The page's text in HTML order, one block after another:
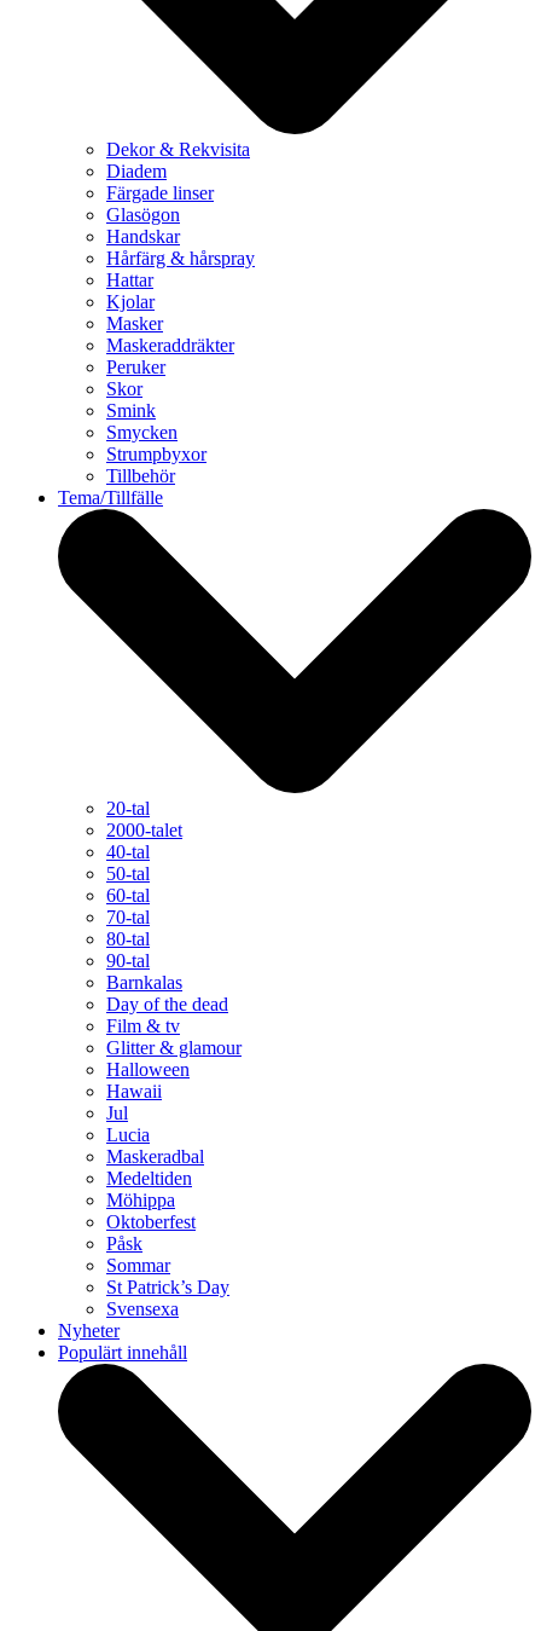
Dekor & Rekvisita
Diadem
Färgade linser
Glasögon
Handskar
Hårfärg & hårspray
Hattar
Kjolar
Masker
Maskeraddräkter
Peruker
Skor
Smink
Smycken
Strumpbyxor
Tillbehör
Tema/Tillfälle
20-tal
2000-talet
40-tal
50-tal
60-tal
70-tal
80-tal
90-tal
Barnkalas
Day of the dead
Film & tv
Glitter & glamour
Halloween
Hawaii
Jul
Lucia
Maskeradbal
Medeltiden
Möhippa
Oktoberfest
Påsk
Sommar
St Patrick’s Day
Svensexa
Nyheter
Populärt innehåll